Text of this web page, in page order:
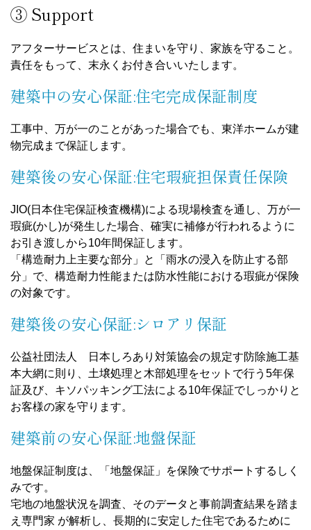
③ Support
アフターサービスとは、住まいを守り、家族を守ること。
責任をもって、末永くお付き合いいたします。
建築中の安心保証:住宅完成保証制度
工事中、万が一のことがあった場合でも、東洋ホームが建
物完成まで保証します。
建築後の安心保証:住宅瑕疵担保責任保険
JIO(日本住宅保証検査機構)による現場検査を通し、万が一
瑕疵(かし)が発生した場合、確実に補修が行われるように
お引き渡しから10年間保証します。
「構造耐力上主要な部分」と「雨水の浸入を防止する部
分」で、構造耐力性能または防水性能における瑕疵が保険
の対象です。
建築後の安心保証:シロアリ保証
公益社団法人 日本しろあり対策協会の規定す防除施工基
本大網に則り、土壌処理と木部処理をセットで行う5年保
証及び、キソパッキング工法による10年保証でしっかりと
お客様の家を守ります。
建築前の安心保証:地盤保証
地盤保証制度は、「地盤保証」を保険でサポートするしく
みです。
宅地の地盤状況を調査、そのデータと事前調査結果を踏ま
え専門家 が解析し、長期的に安定した住宅であるために